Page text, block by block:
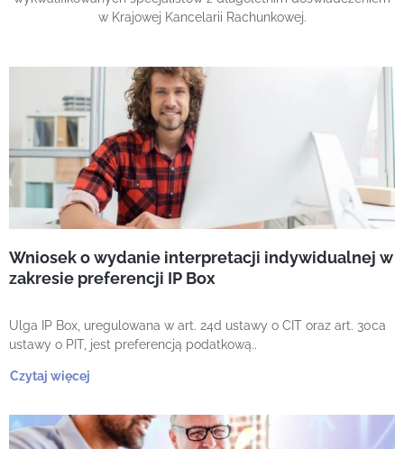
w Krajowej Kancelarii Rachunkowej.
Wniosek o wydanie interpretacji indywidualnej w
zakresie preferencji IP Box
Ulga IP Box, uregulowana w art. 24d ustawy o CIT oraz art. 30ca
ustawy o PIT, jest preferencją podatkową..
Czytaj więcej